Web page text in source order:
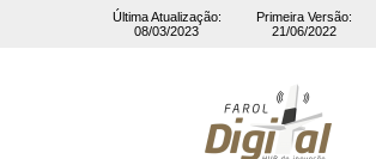
Última Atualização:
08/03/2023
Primeira Versão:
21/06/2022